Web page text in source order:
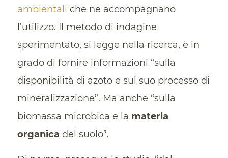
ambientali che ne accompagnano
l’utilizzo. Il metodo di indagine
sperimentato, si legge nella ricerca, è in
grado di fornire informazioni “sulla
disponibilità di azoto e sul suo processo di
mineralizzazione”. Ma anche “sulla
biomassa microbica e la materia
organica del suolo”.